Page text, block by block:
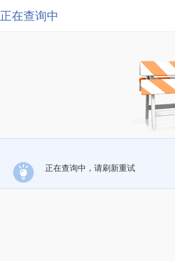
正在查询中
正在查询中，请刷新重试